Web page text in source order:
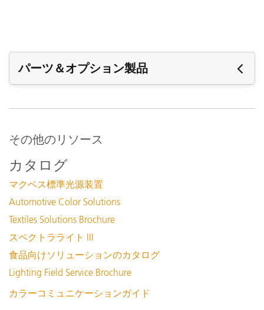
パーツ＆オプション製品
白熱光 A - 150 ワットのハロゲンランプ
その他のリソース
カタログ
マクベス標準光源装置
Automotive Color Solutions
Textiles Solutions Brochure
スペクトラライト III
食品向けソリューションのカタログ
Lighting Field Service Brochure
カラーコミュニケーションガイド